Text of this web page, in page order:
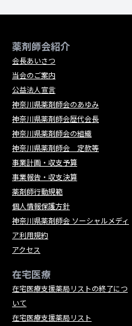
薬剤師会紹介
会長あいさつ
当会のご案内
公益法人宣言
神奈川県薬剤師会のあゆみ
神奈川県薬剤師会歴代会長
神奈川県薬剤師会の組織
神奈川県薬剤師会 定款等
事業計画・収支予算
事業報告・収支決算
薬剤師行動規範
個人情報保護方針
神奈川県薬剤師会 ソーシャルメディ
ア利用規約
アクセス
在宅医療
在宅医療支援薬局リストの終了につ
いて
在宅医療支援薬局リスト